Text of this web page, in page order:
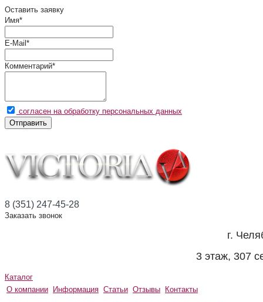
Оставить заявку
Имя*
E-Mail *
Комментарий*
согласен на обработку персональных данных
Отправить
8 (351) 247-45-28
Заказать звонок
г.
3 этаж, 307
Каталог
О компании
Информация Статьи Отзывы Контакты